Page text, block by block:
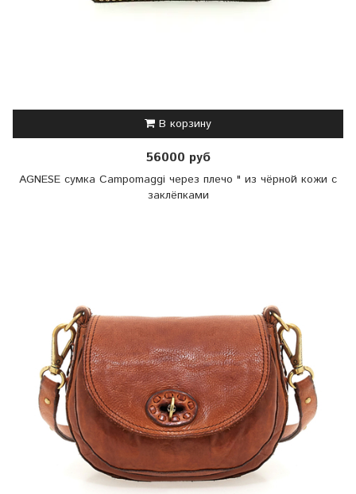
В корзину
56000 руб
AGNESE сумка Campomaggi через плечо " из чёрной кожи с
заклёпками